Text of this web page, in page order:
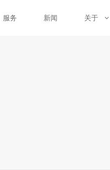
服务 新闻 关于